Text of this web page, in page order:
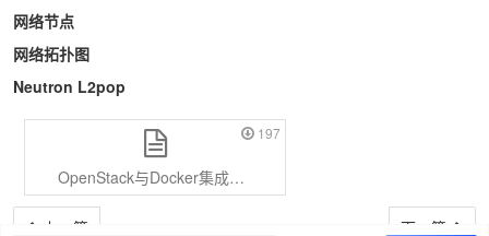
网络节点
网络拓扑图
Neutron L2pop
OpenStack与Docker集成－张华.ppt
197
上一篇 下一篇